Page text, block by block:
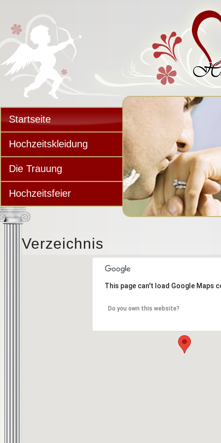
Startseite
Hochzeitskleidung
Die Trauung
Hochzeitsfeier
Verzeichnis
This page can't load Google Maps
Do you own this website?